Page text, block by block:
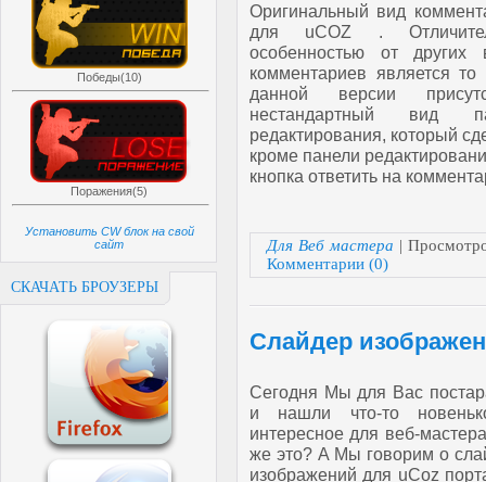
Победы(10)
Поражения(5)
Установить CW блок на свой
сайт
СКАЧАТЬ БРОУЗЕРЫ
Оригинальный вид
для uCOZ .
особенностью от других
комментариев является то
данной версии
нестандартный вид
редактирования, который
кроме панели
кнопка ответить на
Для Веб мастера |
Комментарии (0)
Слайдер
Сегодня Мы для Вас
и нашли что-то
интересное для веб-
же это? А Мы говорим о
изображений для uCoz